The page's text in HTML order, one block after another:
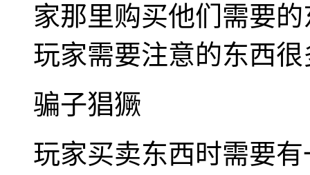
家那里购买他们需要
玩家需要注意的东西很
骗子猖獗
玩家买卖东西时需要